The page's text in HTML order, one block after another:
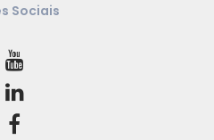
Sociais